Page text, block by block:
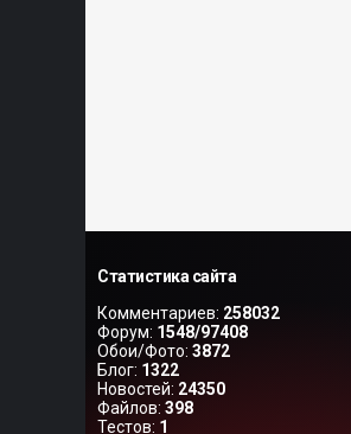
Статистика сайта
Комментариев: 258032
Форум: 1548/97408
Обои/Фото: 3872
Блог: 1322
Новостей: 24350
Файлов: 398
Тестов: 1